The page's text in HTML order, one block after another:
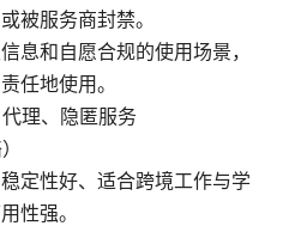
被服务商封禁。
息和自愿合规的使用场景，
任地使用。
理、隐匿服务
定性好、适合跨境工作与学
性强。